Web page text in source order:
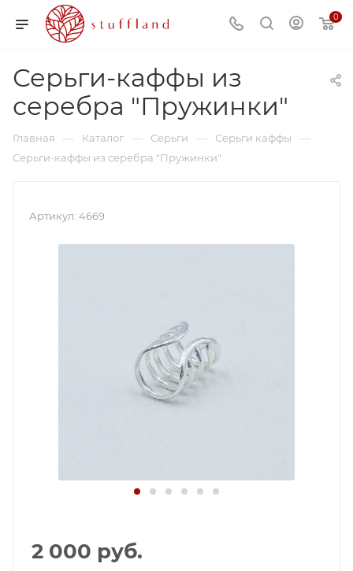
0
Серьги-каффы из
серебра "Пружинки"
Главная — Каталог — Серьги — Серьги каффы —
Серьги-каффы из серебра "Пружинки"
Артикул: 4669
2 000 руб.